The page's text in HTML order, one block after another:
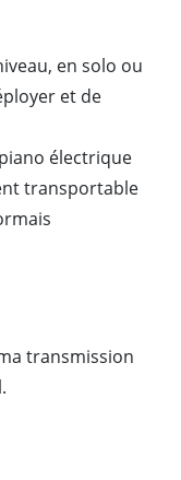
en solo ou
et de
électrique
transportable
transmission